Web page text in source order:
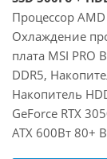
Процессор
Охлаждение
плата MSI PRO
DDR5,
Накопитель
GeForce RTX
ATX 600Вт 80+